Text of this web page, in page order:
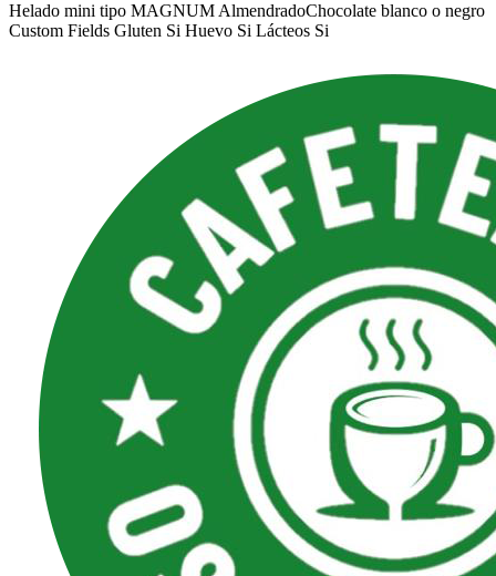
Helado mini tipo MAGNUM AlmendradoChocolate blanco o negro
Custom Fields Gluten Si Huevo Si Lácteos Si